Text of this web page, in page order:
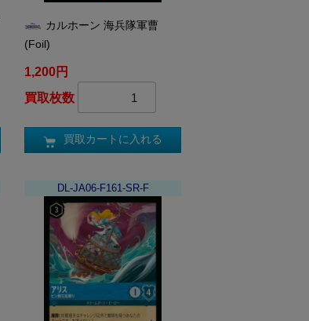
カルホーン 海兵隊軍曹
(Foil)
1,200円
買取枚数
買取カートに入れる
DL-JA06-F161-SR-F